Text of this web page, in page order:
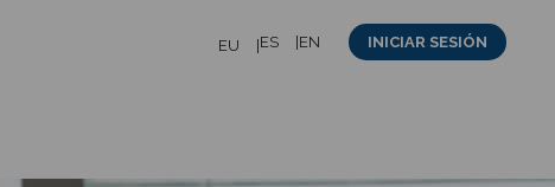
EU ES EN INICIAR SESIÓN